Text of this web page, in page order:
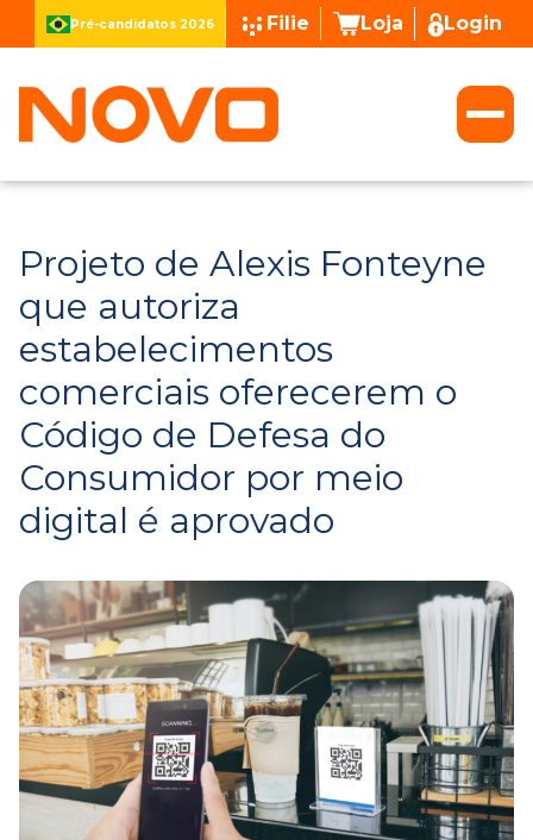
Pré-candidatos 2026 Filie Loja Login
Projeto de Alexis Fonteyne
que autoriza
estabelecimentos
comerciais oferecerem o
Código de Defesa do
Consumidor por meio
digital é aprovado